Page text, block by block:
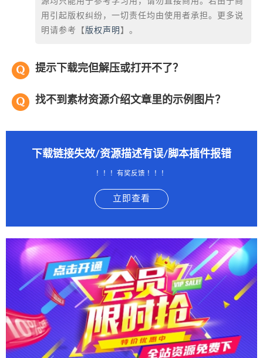
用引起版权纠纷，一切责任均由使用者承担。更多说
明请参考【 版权声明 】。
提示下载完但解压或打开不了？
找不到素材资源介绍文章里的示例图片？
下载链接失效/资源描述有误/脚本插件报错
！！！有奖反馈 ！！！
立即查看